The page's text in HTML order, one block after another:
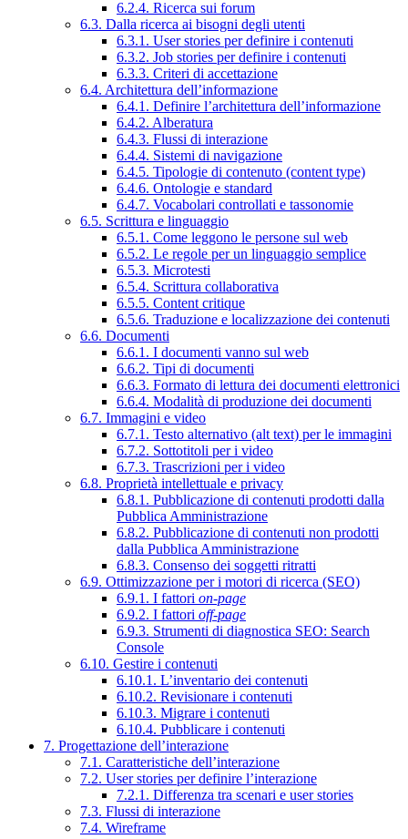
6.2.4. Ricerca sui forum
6.3. Dalla ricerca ai bisogni degli utenti
6.3.1. User stories per definire i contenuti
6.3.2. Job stories per definire i contenuti
6.3.3. Criteri di accettazione
6.4. Architettura dell’informazione
6.4.1. Definire l’architettura dell’informazione
6.4.2. Alberatura
6.4.3. Flussi di interazione
6.4.4. Sistemi di navigazione
6.4.5. Tipologie di contenuto (content type)
6.4.6. Ontologie e standard
6.4.7. Vocabolari controllati e tassonomie
6.5. Scrittura e linguaggio
6.5.1. Come leggono le persone sul web
6.5.2. Le regole per un linguaggio semplice
6.5.3. Microtesti
6.5.4. Scrittura collaborativa
6.5.5. Content critique
6.5.6. Traduzione e localizzazione dei contenuti
6.6. Documenti
6.6.1. I documenti vanno sul web
6.6.2. Tipi di documenti
6.6.3. Formato di lettura dei documenti elettronici
6.6.4. Modalità di produzione dei documenti
6.7. Immagini e video
6.7.1. Testo alternativo (alt text) per le immagini
6.7.2. Sottotitoli per i video
6.7.3. Trascrizioni per i video
6.8. Proprietà intellettuale e privacy
6.8.1. Pubblicazione di contenuti prodotti dalla
Pubblica Amministrazione
6.8.2. Pubblicazione di contenuti non prodotti
dalla Pubblica Amministrazione
6.8.3. Consenso dei soggetti ritratti
6.9. Ottimizzazione per i motori di ricerca (SEO)
6.9.1. I fattori on-page
6.9.2. I fattori off-page
6.9.3. Strumenti di diagnostica SEO: Search
Console
6.10. Gestire i contenuti
6.10.1. L’inventario dei contenuti
6.10.2. Revisionare i contenuti
6.10.3. Migrare i contenuti
6.10.4. Pubblicare i contenuti
7. Progettazione dell’interazione
7.1. Caratteristiche dell’interazione
7.2. User stories per definire l’interazione
7.2.1. Differenza tra scenari e user stories
7.3. Flussi di interazione
7.4. Wireframe